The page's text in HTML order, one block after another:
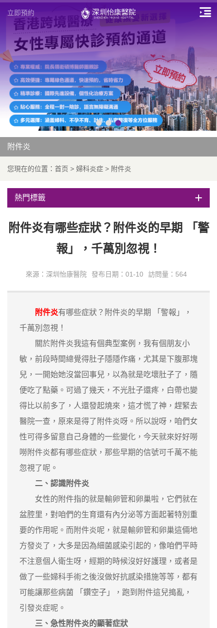
立即預約
附件炎
您現在的位置： 首页 > 婦科炎症 > 附件炎
熱門標籤
附件炎有哪些症狀？附件炎的早期 「警
報」，千萬別忽視！
來源：深圳怡康醫院 發布日期：01-10 訪問量：564
附件炎有哪些症狀？附件炎的早期 「警報」，
千萬別忽視！
關於附件炎我這有個典型案例，我有個朋友小
敏，前段時間總覺得肚子隱隱作痛，尤其是下腹那塊
兒，一開始她沒當回事兒，以為就是吃壞肚子了，隨
便吃了點藥。可過了幾天，不光肚子還疼，白帶也變
得比以前多了，人還發起燒來，這才慌了神，趕緊去
醫院一查，原來是得了附件炎呀。所以說呀，咱們女
性可得多留意自己身體的一些變化，今天就來好好嘮
嘮附件炎都有哪些症狀，那些早期的信號可千萬不能
忽視了呢。
二、認識附件炎
女性的附件指的就是輸卵管和卵巢啦，它們就在
盆腔里，對咱們的生育還有內分泌等方面起著特別重
要的作用呢。而附件炎呢，就是輸卵管和卵巢這倆地
方發炎了，大多是因為細菌感染引起的，像咱們平時
不注意個人衛生呀，經期的時候沒好好護理，或者是
做了一些婦科手術之後沒做好抗感染措施等等，都有
可能讓那些病菌 「鑽空子」，跑到附件這兒搗亂，
引發炎症呢。
三、急性附件炎的顯著症狀